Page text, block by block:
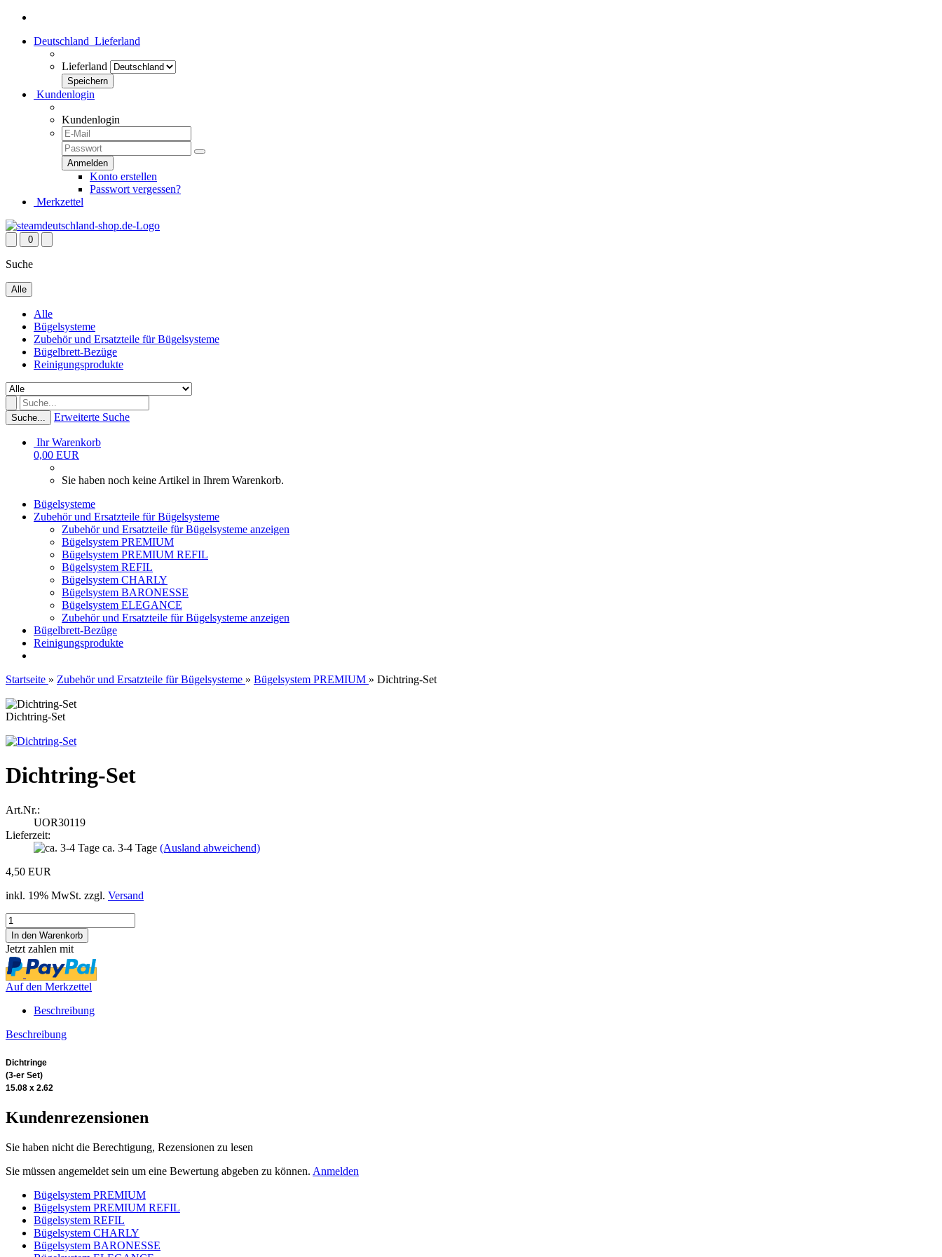
Deutschland Lieferland
Lieferland
Kundenlogin
Kundenlogin
Konto erstellen
Passwort vergessen?
Merkzettel
0
Suche
Alle
Alle
Bügelsysteme
Zubehör und Ersatzteile für Bügelsysteme
Bügelbrett-Bezüge
Reinigungsprodukte
Suche... Erweiterte Suche
Ihr Warenkorb
0,00 EUR
Sie haben noch keine Artikel in Ihrem Warenkorb.
Bügelsysteme
Zubehör und Ersatzteile für Bügelsysteme
Zubehör und Ersatzteile für Bügelsysteme anzeigen
Bügelsystem PREMIUM
Bügelsystem PREMIUM REFIL
Bügelsystem REFIL
Bügelsystem CHARLY
Bügelsystem BARONESSE
Bügelsystem ELEGANCE
Zubehör und Ersatzteile für Bügelsysteme anzeigen
Bügelbrett-Bezüge
Reinigungsprodukte
Startseite » Zubehör und Ersatzteile für Bügelsysteme » Bügelsystem PREMIUM » Dichtring-Set
Dichtring-Set
Dichtring-Set
Art.Nr.:
UOR30119
Lieferzeit:
ca. 3-4 Tage (Ausland abweichend)
4,50 EUR
inkl. 19% MwSt. zzgl. Versand
Jetzt zahlen mit
Auf den Merkzettel
Beschreibung
Beschreibung
Dichtringe
(3-er Set)
15.08 x 2.62
Kundenrezensionen
Sie haben nicht die Berechtigung, Rezensionen zu lesen
Sie müssen angemeldet sein um eine Bewertung abgeben zu können. Anmelden
Bügelsystem PREMIUM
Bügelsystem PREMIUM REFIL
Bügelsystem REFIL
Bügelsystem CHARLY
Bügelsystem BARONESSE